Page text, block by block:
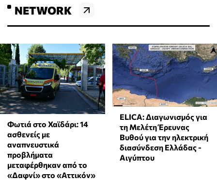
NETWORK
Φωτιά στο Χαϊδάρι: 14
ασθενείς με
αναπνευστικά
προβλήματα
μεταφέρθηκαν από το
«Δαφνί» στο «Αττικόν»
ELICA: Διαγωνισμός για
τη Μελέτη Έρευνας
Βυθού για την ηλεκτρική
διασύνδεση Ελλάδας -
Αιγύπτου